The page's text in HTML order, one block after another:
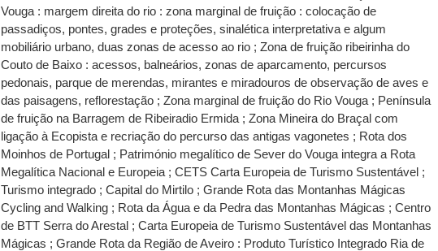
Vouga : margem direita do rio : zona marginal de fruição : colocação de
passadiços, pontes, grades e proteções, sinalética interpretativa e algum
mobiliário urbano, duas zonas de acesso ao rio ; Zona de fruição ribeirinha do
Couto de Baixo : acessos, balneários, zonas de aparcamento, percursos
pedonais, parque de merendas, mirantes e miradouros de observação de aves e
das paisagens, reflorestação ; Zona marginal de fruição do Rio Vouga ; Península
de fruição na Barragem de Ribeiradio Ermida ; Zona Mineira do Braçal com
ligação à Ecopista e recriação do percurso das antigas vagonetes ; Rota dos
Moinhos de Portugal ; Património megalítico de Sever do Vouga integra a Rota
Megalítica Nacional e Europeia ; CETS Carta Europeia de Turismo Sustentável ;
Turismo integrado ; Capital do Mirtilo ; Grande Rota das Montanhas Mágicas
Cycling and Walking ; Rota da Água e da Pedra das Montanhas Mágicas ; Centro
de BTT Serra do Arestal ; Carta Europeia de Turismo Sustentável das Montanhas
Mágicas ; Grande Rota da Região de Aveiro : Produto Turístico Integrado Ria de